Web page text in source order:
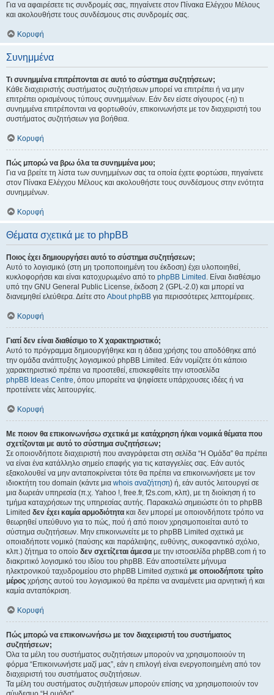
Για να αφαιρέσετε τις συνδρομές σας, πηγαίνετε στον Πίνακα Ελέγχου Μέλους
και ακολουθήστε τους συνδέσμους στις συνδρομές σας.
Κορυφή
Συνημμένα
Τι συνημμένα επιτρέπονται σε αυτό το σύστημα συζητήσεων;
Κάθε διαχειριστής συστήματος συζητήσεων μπορεί να επιτρέπει ή να μην
επιτρέπει ορισμένους τύπους συνημμένων. Εάν δεν είστε σίγουρος (-η) τι
συνημμένα επιτρέπονται να φορτωθούν, επικοινωνήστε με τον διαχειριστή του
συστήματος συζητήσεων για βοήθεια.
Κορυφή
Πώς μπορώ να βρω όλα τα συνημμένα μου;
Για να βρείτε τη λίστα των συνημμένων σας τα οποία έχετε φορτώσει, πηγαίνετε
στον Πίνακα Ελέγχου Μέλους και ακολουθήστε τους συνδέσμους στην ενότητα
συνημμένων.
Κορυφή
Θέματα σχετικά με το phpBB
Ποιος έχει δημιουργήσει αυτό το σύστημα συζητήσεων;
Αυτό το λογισμικό (στη μη τροποποιημένη του έκδοση) έχει υλοποιηθεί,
κυκλοφορήσει και είναι κατοχυρωμένο από το phpBB Limited . Είναι διαθέσιμο
υπό την GNU General Public License, έκδοση 2 (GPL-2.0) και μπορεί να
διανεμηθεί ελεύθερα. Δείτε στο About phpBB για περισσότερες λεπτομέρειες.
Κορυφή
Γιατί δεν είναι διαθέσιμο το Χ χαρακτηριστικό;
Αυτό το πρόγραμμα δημιουργήθηκε και η άδεια χρήσης του αποδόθηκε από
την ομάδα ανάπτυξης λογισμικού phpBB Limited. Εάν νομίζετε ότι κάποιο
χαρακτηριστικό πρέπει να προστεθεί, επισκεφθείτε την ιστοσελίδα
phpBB Ideas Centre, όπου μπορείτε να ψηφίσετε υπάρχουσες ιδέες ή να
προτείνετε νέες λειτουργίες.
Κορυφή
Με ποιον θα επικοινωνήσω σχετικά με κατάχρηση ή/και νομικά θέματα που
σχετίζονται με αυτό το σύστημα συζητήσεων;
Σε οποιονδήποτε διαχειριστή που αναγράφεται στη σελίδα “Η Ομάδα” θα πρέπει
να είναι ένα κατάλληλο σημείο επαφής για τις καταγγελίες σας. Εάν αυτός
εξακολουθεί να μην ανταποκρίνεται τότε θα πρέπει να επικοινωνήσετε με τον
ιδιοκτήτη του domain (κάντε μια whois αναζήτηση) ή, εάν αυτός λειτουργεί σε
μια δωρεάν υπηρεσία (π.χ. Yahoo !, free.fr, f2s.com, κλπ), με τη διοίκηση ή το
τμήμα καταχρήσεων της υπηρεσίας αυτής. Παρακαλώ σημειώστε ότι το phpBB
Limited δεν έχει καμία αρμοδιότητα και δεν μπορεί με οποιονδήποτε τρόπο να
θεωρηθεί υπεύθυνο για το πώς, πού ή από ποιον χρησιμοποιείται αυτό το
σύστημα συζητήσεων. Μην επικοινωνείτε με το phpBB Limited σχετικά με
οποιαδήποτε νομικό (παύσης και παράλειψης, ευθύνης, συκοφαντικό σχόλιο,
κλπ.) ζήτημα το οποίο δεν σχετίζεται άμεσα με την ιστοσελίδα phpBB.com ή το
διακριτικό λογισμικό του ιδίου του phpBB. Εάν αποστείλετε μήνυμα
ηλεκτρονικού ταχυδρομείου στο phpBB Limited σχετικά με οποιοδήποτε τρίτο
μέρος χρήσης αυτού του λογισμικού θα πρέπει να αναμένετε μια αρνητική ή και
καμία ανταπόκριση.
Κορυφή
Πώς μπορώ να επικοινωνήσω με τον διαχειριστή του συστήματος
συζητήσεων;
Όλα τα μέλη του συστήματος συζητήσεων μπορούν να χρησιμοποιούν τη
φόρμα “Επικοινωνήστε μαζί μας”, εάν η επιλογή είναι ενεργοποιημένη από τον
διαχειριστή του συστήματος συζητήσεων.
Τα μέλη του συστήματος συζητήσεων μπορούν επίσης να χρησιμοποιούν τον